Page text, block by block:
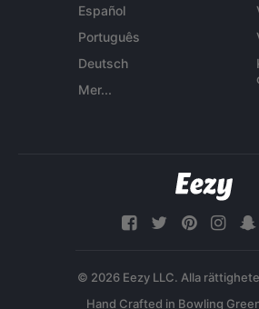
Español
Português
Deutsch
Mer...
© 2026 Eezy LLC. Alla